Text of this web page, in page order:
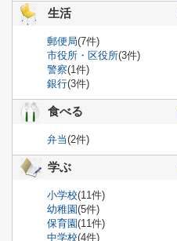
生活
郵便局(7件)
市役所・区役所(3件)
警察(1件)
銀行(3件)
食べる
弁当(2件)
学ぶ
小学校(11件)
幼稚園(5件)
保育園(11件)
中学校(4件)